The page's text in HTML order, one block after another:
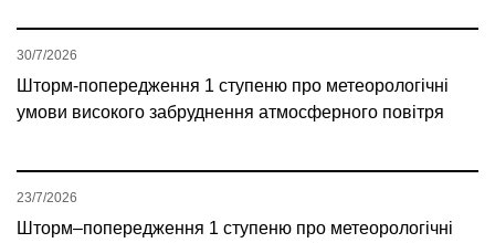
Шторм-попередження 1 ступеню про метеорологічні
умови високого забруднення атмосферного повітря
30/7/2026
Шторм–попередження 1 ступеню про метеорологічні
23/7/2026